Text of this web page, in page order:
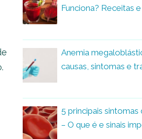
Funciona? Receitas
Anemia
causas, sintomas e
5 principais sintomas
– O que é e sinais